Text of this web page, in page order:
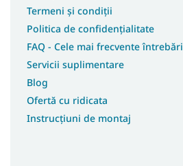
Termeni și condiții
Politica de confidențialitate
FAQ - Cele mai frecvente întrebări
Servicii suplimentare
Blog
Ofertă cu ridicata
Instrucțiuni de montaj